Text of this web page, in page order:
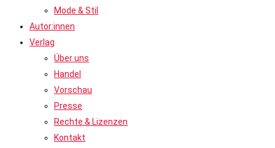
Mode & Stil
Autor:innen
Verlag
Über uns
Handel
Vorschau
Presse
Rechte & Lizenzen
Kontakt